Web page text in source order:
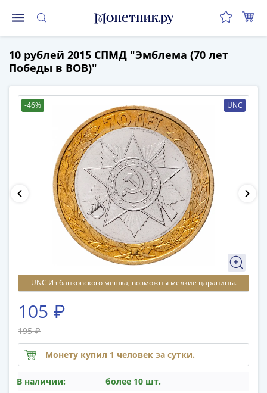
Монеты
Российской
Федерации
Регулярные
выпуски
после
реформы
памятные
Биметаллические
аналогичные
10 рублей 2015 СПМД "Эмблема (70 лет
Победы в ВОВ)"
-46% UNC
UNC Из банковского мешка, возможны мелкие царапины.
105 ₽
195 ₽
Монету купил 1 человек за сутки.
В наличии:
более 10 шт.